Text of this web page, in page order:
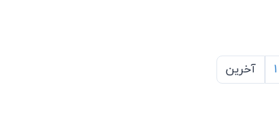
1 آخرین